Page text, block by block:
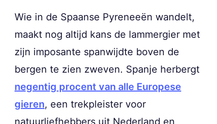
Wie in de Spaanse Pyreneeën wandelt,
maakt nog altijd kans de lammergier met
zijn imposante spanwijdte boven de
bergen te zien zweven. Spanje herbergt
negentig procent van alle Europese
gieren, een trekpleister voor